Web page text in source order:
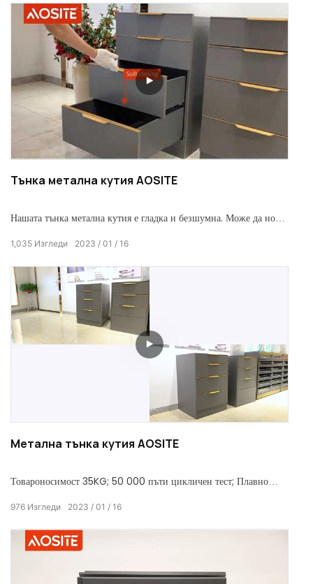
пространство.
Тънка метална кутия AOSITE
Нашата тънка метална кутия е гладка и безшумна. Може да носи
амортисьори гарантира, че чекмеджето е все още стабилно и
гладко при пълно натоварване. Освен това неговият монтаж и
демонтаж са много прости, удобни и практични.
2023 01 16
1,035 Изгледи
Метална тънка кутия AOSITE
Товароносимост 35KG; 50 000 пъти цикличен тест; Плавно
2023 01 16
976 Изгледи